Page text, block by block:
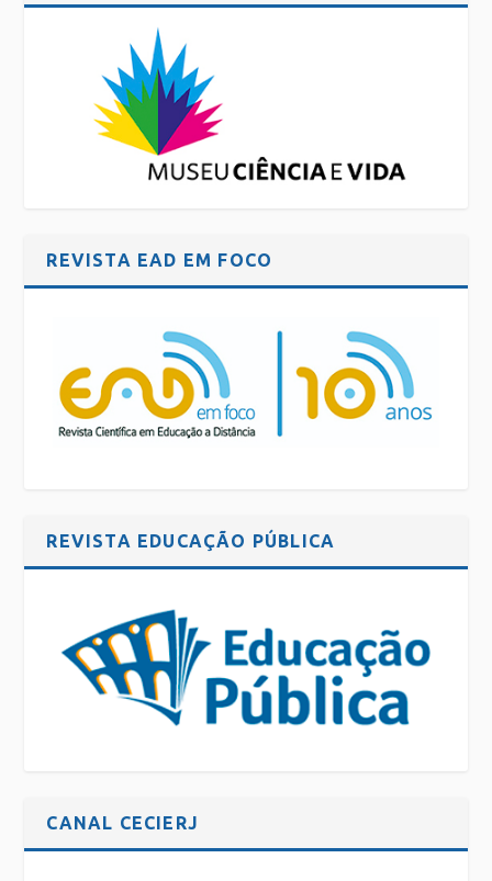
REVISTA EAD EM FOCO
REVISTA EDUCAÇÃO PÚBLICA
CANAL CECIERJ